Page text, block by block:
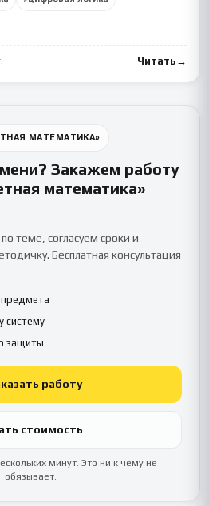
Читать →
МАТЕМАТИКА»
Закажем работу
математика»
теме, согласуем сроки и
Бесплатная консультация
систему
защиты
работу
стоимость
минут. Это ни к чему не
обязывает.